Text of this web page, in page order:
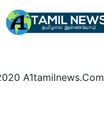
A1tamilnews.Com